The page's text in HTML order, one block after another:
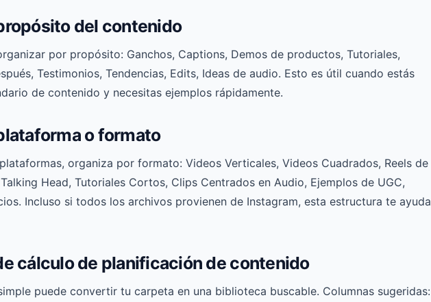
del contenido
por propósito: Ganchos, Captions, Demos de productos, Tutoriales,
Testimonios, Tendencias, Edits, Ideas de audio. Esto es útil cuando estás
de contenido y necesitas ejemplos rápidamente.
o formato
organiza por formato: Videos Verticales, Videos Cuadrados, Reels de
Head, Tutoriales Cortos, Clips Centrados en Audio, Ejemplos de UGC,
Incluso si todos los archivos provienen de Instagram, esta estructura te ayuda
cálculo de planificación de contenido
puede convertir tu carpeta en una biblioteca buscable. Columnas sugeridas: